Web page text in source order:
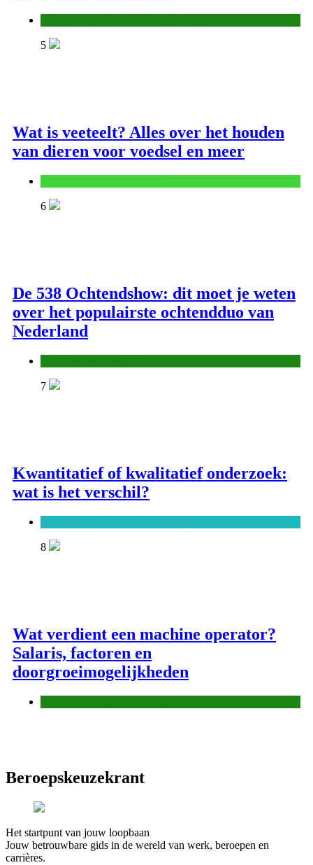
5
Wat is veeteelt? Alles over het houden
van dieren voor voedsel en meer
6
De 538 Ochtendshow: dit moet je weten
over het populairste ochtendduo van
Nederland
7
Kwantitatief of kwalitatief onderzoek:
wat is het verschil?
8
Wat verdient een machine operator?
Salaris, factoren en
doorgroeimogelijkheden
Beroepskeuzekrant
Het startpunt van jouw loopbaan
Jouw betrouwbare gids in de wereld van werk, beroepen en
carrières.